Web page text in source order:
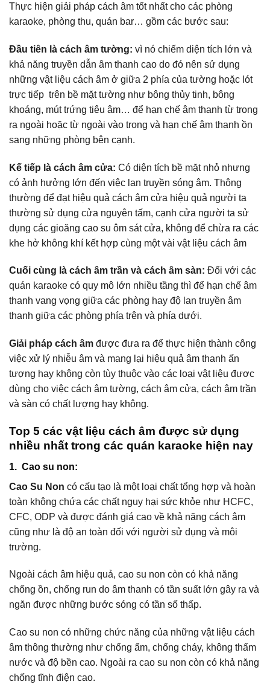
Thực hiện giải pháp cách âm tốt nhất cho các phòng
karaoke, phòng thu, quán bar… gồm các bước sau:
Đầu tiên là cách âm tường: vì nó chiếm diện tích lớn và
khả năng truyền dẫn âm thanh cao do đó nên sử dụng
những vật liệu cách âm ở giữa 2 phía của tường hoặc lót
trực tiếp trên bề mặt tường như bông thủy tinh, bông
khoáng, mút trứng tiêu âm… để hạn chế âm thanh từ trong
ra ngoài hoặc từ ngoài vào trong và hạn chế âm thanh ồn
sang những phòng bên cạnh.
Kế tiếp là cách âm cửa: Có diện tích bề mặt nhỏ nhưng
có ảnh hưởng lớn đến việc lan truyền sóng âm. Thông
thường để đạt hiệu quả cách âm cửa hiệu quả người ta
thường sử dụng cửa nguyên tấm, cạnh cửa người ta sử
dụng các gioăng cao su ôm sát cửa, không để chừa ra các
khe hở không khí kết hợp cùng một vài vật liệu cách âm
Cuối cùng là cách âm trần và cách âm sàn: Đối với các
quán karaoke có quy mô lớn nhiều tầng thì để hạn chế âm
thanh vang vọng giữa các phòng hay độ lan truyền âm
thanh giữa các phòng phía trên và phía dưới.
Giải pháp cách âm được đưa ra để thực hiện thành công
việc xử lý nhiễu âm và mang lại hiệu quả âm thanh ấn
tượng hay không còn tùy thuộc vào các loại vật liệu đươc
dùng cho việc cách âm tường, cách âm cửa, cách âm trần
và sàn có chất lượng hay không.
Top 5 các vật liệu cách âm được sử dụng
nhiều nhất trong các quán karaoke hiện nay
1. Cao su non:
Cao Su Non có cấu tạo là một loại chất tổng hợp và hoàn
toàn không chứa các chất nguy hại sức khỏe như HCFC,
CFC, ODP và được đánh giá cao về khả năng cách âm
cũng như là độ an toàn đối với người sử dụng và môi
trường.
Ngoài cách âm hiệu quả, cao su non còn có khả năng
chống ồn, chống run do âm thanh có tần suất lớn gây ra và
ngăn được những bước sóng có tần số thấp.
Cao su non có những chức năng của những vật liệu cách
âm thông thường như chống ẩm, chống cháy, không thấm
nước và độ bền cao. Ngoài ra cao su non còn có khả năng
chống tĩnh điện cao.